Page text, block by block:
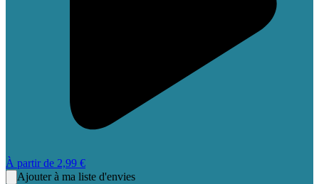
À partir de 2,99 €
Ajouter à ma liste d'envies